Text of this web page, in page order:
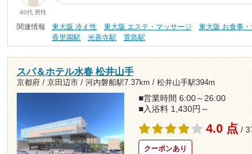
40代 男性
関連情報 東大阪 冷え性 東大阪 エステ・マッサージ 東大阪 お食事
香里園駅
光善寺駅 萱島駅
スパ＆ホテル水春 松井山手
京都府 / 京田辺市 / 河内磐船駅7.37km / 松井山手駅394m
■営業時間 6:00～26:00
■入浴料 1,430円～
4.0 点 /
クーポンあり